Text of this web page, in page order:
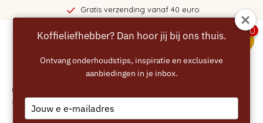
Gratis verzending vanaf 40 euro
0
Home
stoomovens – 250ml
Koffieliefhebber? Dan hoor jij bij ons thuis.
Ontvang onderhoudstips, inspiratie en exclusieve
aanbiedingen in je inbox.
Type
your